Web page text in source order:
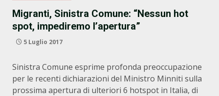
Migranti, Sinistra Comune: “Nessun hot
spot, impediremo l’apertura”
5 Luglio 2017
Sinistra Comune esprime profonda preoccupazione
per le recenti dichiarazioni del Ministro Minniti sulla
prossima apertura di ulteriori 6 hotspot in Italia, di